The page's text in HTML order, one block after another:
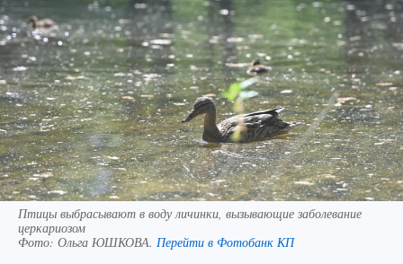
Птицы выбрасывают в воду личинки, вызывающие заболевание
церкариозом
Фото: Ольга ЮШКОВА. Перейти в Фотобанк КП